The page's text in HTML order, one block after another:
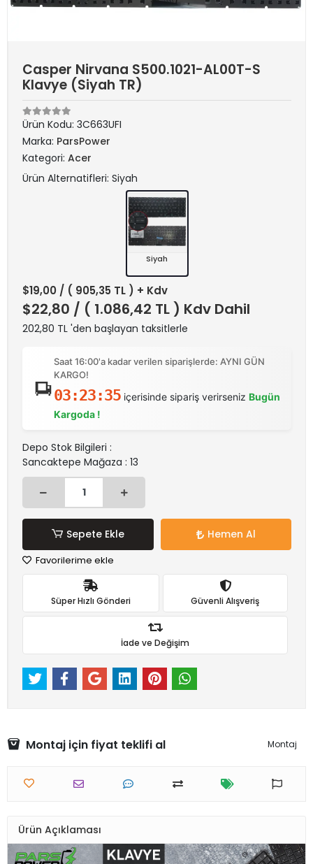
Casper Nirvana S500.1021-AL00T-S
Klavye (Siyah TR)
Ürün Kodu: 3C663UFI
Marka: ParsPower
Kategori: Acer
Ürün Alternatifleri: Siyah
Siyah
$19,00 / ( 905,35 TL ) + Kdv
$22,80 / ( 1.086,42 TL ) Kdv Dahil
202,80 TL 'den başlayan taksitlerle
Saat 16:00'a kadar verilen siparişlerde: AYNI GÜN
KARGO!
03:23:35içerisinde sipariş verirseniz Bugün
Kargoda !
Depo Stok Bilgileri :
Sancaktepe Mağaza : 13
Sepete Ekle Hemen Al
Favorilerime ekle
Süper Hızlı Gönderi Güvenli Alışveriş
İade ve Değişim
Montaj için fiyat teklifi al Montaj
Ürün Açıklaması